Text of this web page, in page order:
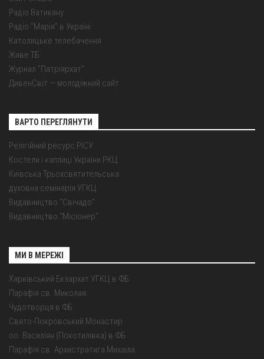
Радіо Ватикану
Радіо "Марія" в Україні
Католицьке телебачення
Живе ТБ
Журнал "Патріярхат"
ДивенСвіт — молодіжний сайт
ВАРТО ПЕРЕГЛЯНУТИ
Релігійний ресурс РІСУ
Костели і каплиці України РКЦ
Київська Трьохсвятительська
духовна семінарія УГКЦ
Видавництво "Свічадо"
Видавництво "Місіонер"
МИ В МЕРЕЖІ
Харківський Екзархат УГКЦ в ФБ
Парафія св. Миколая
Чудотворця в ФБ
Свято-Покровський Монастир
оо. Василіян (Покотилівка) в ФБ
Парафія св. Архистратига Михаїла